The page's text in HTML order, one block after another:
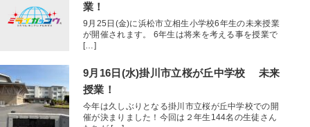
業！
9月25日(金)に浜松市立相生小学校6年生の未来授業
が開催されます。 6年生は将来を考える事を授業で
[…]
9月16日(水)掛川市立桜が丘中学校 未来
授業！
今年は久しぶりとなる掛川市立桜が丘中学校での開
催が決まりました！今回は２年生144名の生徒さん